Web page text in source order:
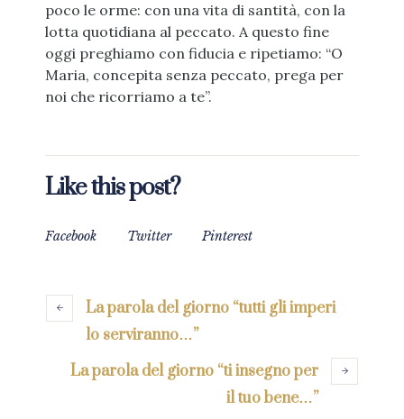
poco le orme: con una vita di santità, con la
lotta quotidiana al peccato. A questo fine
oggi preghiamo con fiducia e ripetiamo: “O
Maria, concepita senza peccato, prega per
noi che ricorriamo a te”.
Like this post?
Facebook Twitter Pinterest
La parola del giorno “tutti gli imperi
lo serviranno…”
La parola del giorno “ti insegno per
il tuo bene…”